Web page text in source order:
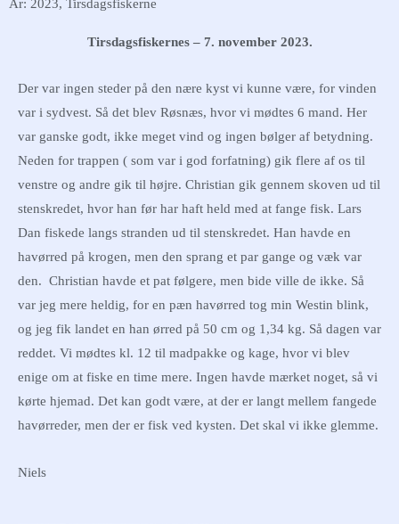
År: 2023, Tirsdagsfiskerne
Tirsdagsfiskernes – 7. november 2023.
Der var ingen steder på den nære kyst vi kunne være, for vinden
var i sydvest. Så det blev Røsnæs, hvor vi mødtes 6 mand. Her
var ganske godt, ikke meget vind og ingen bølger af betydning.
Neden for trappen ( som var i god forfatning) gik flere af os til
venstre og andre gik til højre. Christian gik gennem skoven ud til
stenskredet, hvor han før har haft held med at fange fisk. Lars
Dan fiskede langs stranden ud til stenskredet. Han havde en
havørred på krogen, men den sprang et par gange og væk var
den. Christian havde et pat følgere, men bide ville de ikke. Så
var jeg mere heldig, for en pæn havørred tog min Westin blink,
og jeg fik landet en han ørred på 50 cm og 1,34 kg. Så dagen var
reddet. Vi mødtes kl. 12 til madpakke og kage, hvor vi blev
enige om at fiske en time mere. Ingen havde mærket noget, så vi
kørte hjemad. Det kan godt være, at der er langt mellem fangede
havørreder, men der er fisk ved kysten. Det skal vi ikke glemme.
Niels